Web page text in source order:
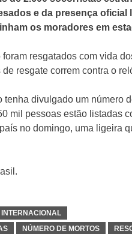
e da presença
os moradores em
resgatados com vida
resgate correm contra o
tenha divulgado um número
mil pessoas estão listadas
no domingo, uma ligeira
INTERNACIONAL
NÚMERO DE MORTOS